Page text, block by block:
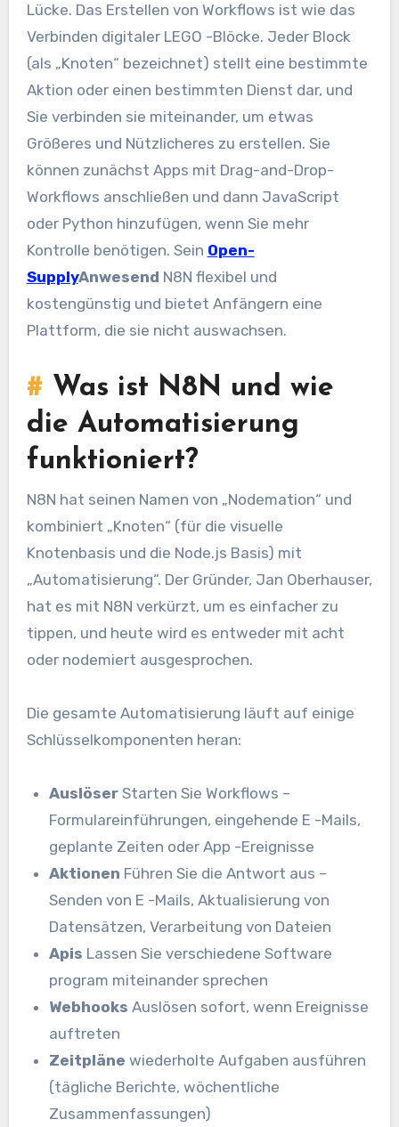
Lücke. Das Erstellen von Workflows ist wie das
Verbinden digitaler LEGO -Blöcke. Jeder Block
(als „Knoten“ bezeichnet) stellt eine bestimmte
Aktion oder einen bestimmten Dienst dar, und
Sie verbinden sie miteinander, um etwas
Größeres und Nützlicheres zu erstellen. Sie
können zunächst Apps mit Drag-and-Drop-
Workflows anschließen und dann JavaScript
oder Python hinzufügen, wenn Sie mehr
Kontrolle benötigen. Sein Open-
SupplyAnwesend N8N flexibel und
kostengünstig und bietet Anfängern eine
Plattform, die sie nicht auswachsen.
# Was ist N8N und wie
die Automatisierung
funktioniert?
N8N hat seinen Namen von „Nodemation“ und
kombiniert „Knoten“ (für die visuelle
Knotenbasis und die Node.js Basis) mit
„Automatisierung“. Der Gründer, Jan Oberhauser,
hat es mit N8N verkürzt, um es einfacher zu
tippen, und heute wird es entweder mit acht
oder nodemiert ausgesprochen.
Die gesamte Automatisierung läuft auf einige
Schlüsselkomponenten heran:
Auslöser Starten Sie Workflows –
Formulareinführungen, eingehende E -Mails,
geplante Zeiten oder App -Ereignisse
Aktionen Führen Sie die Antwort aus –
Senden von E -Mails, Aktualisierung von
Datensätzen, Verarbeitung von Dateien
Apis Lassen Sie verschiedene Software
program miteinander sprechen
Webhooks Auslösen sofort, wenn Ereignisse
auftreten
Zeitpläne wiederholte Aufgaben ausführen
(tägliche Berichte, wöchentliche
Zusammenfassungen)